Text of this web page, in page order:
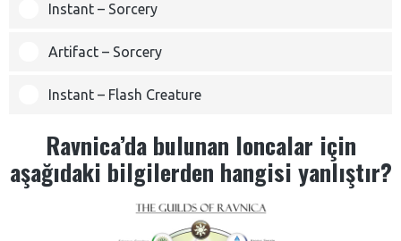
Instant – Sorcery
Artifact – Sorcery
Instant – Flash Creature
Ravnica’da bulunan loncalar için
aşağıdaki bilgilerden hangisi yanlıştır?